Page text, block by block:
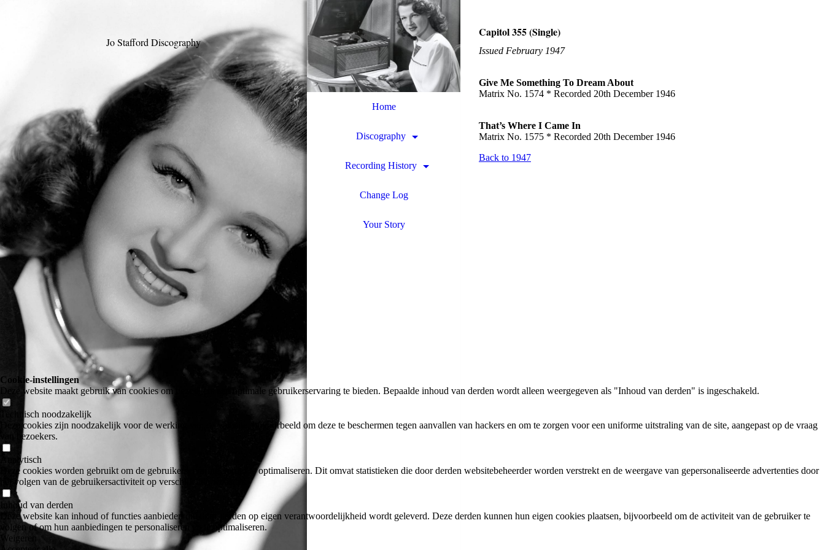
Jo Stafford Discography
Home
Discography
Recording History
Change Log
Your Story
Capitol 355 (Single)
Issued February 1947
Give Me Something To Dream About
Matrix No. 1574 * Recorded 20th December 1946
That’s Where I Came In
Matrix No. 1575 * Recorded 20th December 1946
Back to 1947
Cookie-instellingen
Deze website maakt gebruik van cookies om bezoekers een optimale gebruikerservaring te bieden. Bepaalde inhoud van derden wordt alleen weergegeven als "Inhoud van derden" is ingeschakeld.
Technisch noodzakelijk
Deze cookies zijn noodzakelijk voor de werking van de website, bijvoorbeeld om deze te beschermen tegen aanvallen van hackers en om te zorgen voor een uniforme uitstraling van de site, aangepast op de vraag
van bezoekers.
Analytisch
Deze cookies worden gebruikt om de gebruikerservaring verder te optimaliseren. Dit omvat statistieken die door derden websitebeheerder worden verstrekt en de weergave van gepersonaliseerde advertenties door
het volgen van de gebruikersactiviteit op verschillende websites.
Inhoud van derden
Deze website kan inhoud of functies aanbieden die door derden op eigen verantwoordelijkheid wordt geleverd. Deze derden kunnen hun eigen cookies plaatsen, bijvoorbeeld om de activiteit van de gebruiker te
volgen of om hun aanbiedingen te personaliseren en te optimaliseren.
Weigeren